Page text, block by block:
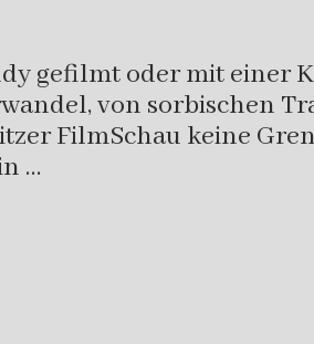
gefilmt oder mit
von sorbischen
FilmSchau keine
…